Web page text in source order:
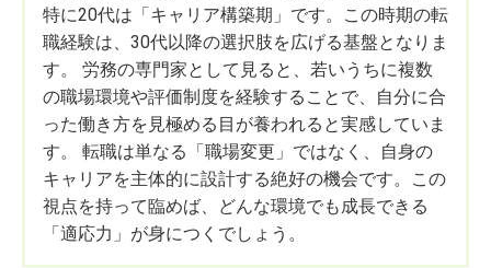
特に20代は「キャリア構築期」です。この時期の転
職経験は、30代以降の選択肢を広げる基盤となりま
す。 労務の専門家として見ると、若いうちに複数
の職場環境や評価制度を経験することで、自分に合
った働き方を見極める目が養われると実感していま
す。 転職は単なる「職場変更」ではなく、自身の
キャリアを主体的に設計する絶好の機会です。この
視点を持って臨めば、どんな環境でも成長できる
「適応力」が身につくでしょう。